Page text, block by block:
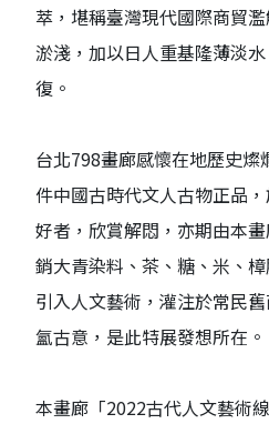
萃，堪稱臺灣現代國際商貿
淤淺，加以日人重基隆薄淡
復。
台北798畫廊感懷在地歷史
件中國古時代文人古物正品
好者，欣賞解悶，亦期由本
銷大青染料、茶、糖、米、
引入人文藝術，灌注於常民
氳古意，是此特展發想所在。
本畫廊「2022古代人文藝術